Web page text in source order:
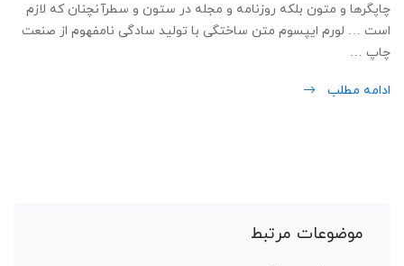
چاپگرها و متون بلکه روزنامه و مجله در ستون و سطرآنچنان که لازم
است … لورم ایپسوم متن ساختگی با تولید سادگی نامفهوم از صنعت
چاپ …
ادامه مطلب
موضوعات مرتبط